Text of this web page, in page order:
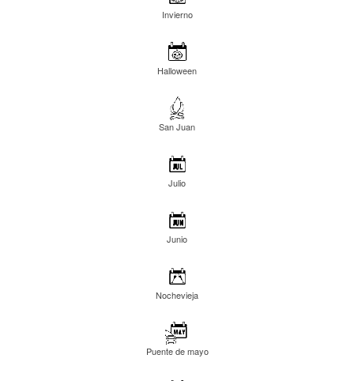
Invierno
Halloween
San Juan
Julio
Junio
Nochevieja
Puente de mayo